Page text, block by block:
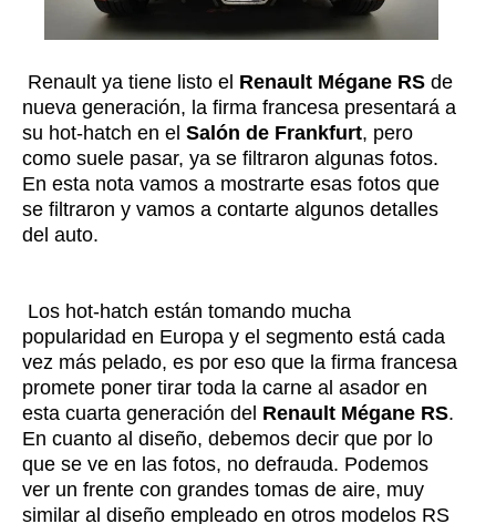
Renault ya tiene listo el Renault Mégane RS de
nueva generación, la firma francesa presentará a
su hot-hatch en el Salón de Frankfurt, pero
como suele pasar, ya se filtraron algunas fotos.
En esta nota vamos a mostrarte esas fotos que
se filtraron y vamos a contarte algunos detalles
del auto.
Los hot-hatch están tomando mucha
popularidad en Europa y el segmento está cada
vez más pelado, es por eso que la firma francesa
promete poner tirar toda la carne al asador en
esta cuarta generación del Renault Mégane RS.
En cuanto al diseño, debemos decir que por lo
que se ve en las fotos, no defrauda. Podemos
ver un frente con grandes tomas de aire, muy
similar al diseño empleado en otros modelos RS